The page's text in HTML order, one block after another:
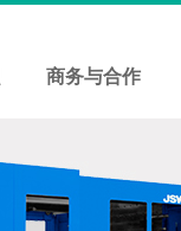
商务与合作